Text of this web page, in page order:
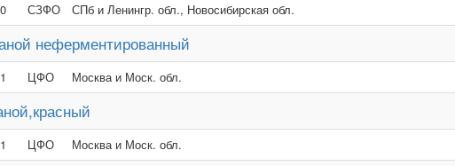
СЗФО СПб и Ленингр. обл., Новосибирская обл.
неферментированный
ЦФО Москва и Моск. обл.
ЦФО Москва и Моск. обл.